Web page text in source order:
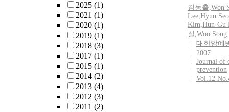
2025 (1)
2021 (1)
2020 (1)
2019 (1)
2018 (3)
2017 (1)
2015 (1)
2014 (2)
2013 (4)
2012 (3)
2011 (2)
after i.v. bolus
and 5mg
respectively.
in the value
increase in
V_ss as a
EGCG dose
김동출,Won
Lee,Hyun
Kim,Hun-Gu
실 ,Woo Song
대한암예
2007
Journal of
prevention
Vol.12